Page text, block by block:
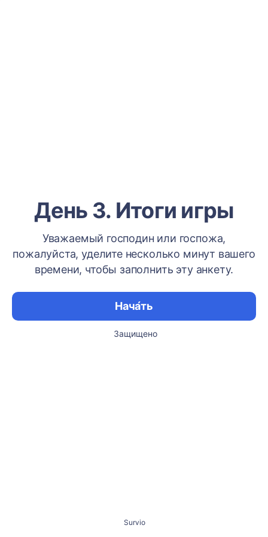
День 3. Итоги игры
Уважаемый господин или госпожа,
пожалуйста, уделите несколько минут вашего
времени, чтобы заполнить эту анкету.
Нача́ть
Защищено
Survio